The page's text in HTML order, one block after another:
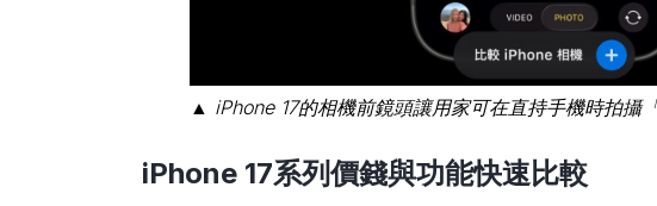
▲ iPhone 17的相機前鏡頭讓用家可在直持手機時拍攝
iPhone 17系列價錢與功能快速比較